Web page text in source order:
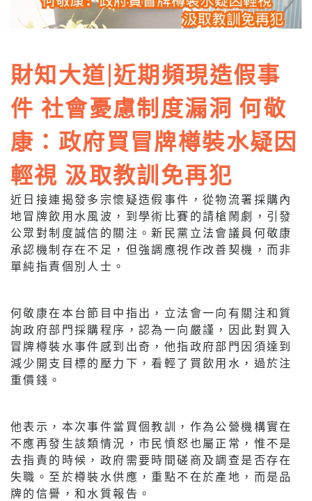
財知大道|近期頻現造假事
件 社會憂慮制度漏洞 何敬
康：政府買冒牌樽裝水疑因
輕視 汲取教訓免再犯
近日接連揭發多宗懷疑造假事件，從物流署採購內
地冒牌飲用水風波，到學術比賽的請槍鬧劇，引發
公眾對制度誠信的關注。新民黨立法會議員何敬康
承認機制存在不足，但強調應視作改善契機，而非
單純指責個別人士。
何敬康在本台節目中指出，立法會一向有關注和質
詢政府部門採購程序，認為一向嚴謹，因此對買入
冒牌樽裝水事件感到出奇，他指政府部門因須達到
減少開支目標的壓力下，看輕了買飲用水，過於注
重價錢。
他表示，本次事件當買個教訓，作為公營機構實在
不應再發生該類情況，市民憤怒也屬正常，惟不是
去指責的時候，政府需要時間磋商及調查是否存在
失職。至於樽裝水供應，重點不在於產地，而是品
牌的信譽，和水質報告。